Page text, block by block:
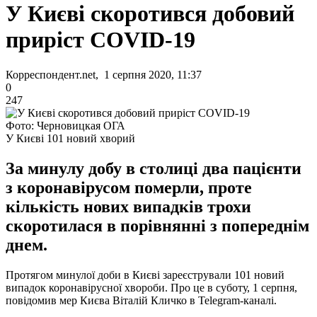
У Києві скоротився добовий
приріст COVID-19
Корреспондент.net, 1 серпня 2020, 11:37
0
247
Фото: Черновицкая ОГА
У Києві 101 новий хворий
За минулу добу в столиці два пацієнти
з коронавірусом померли, проте
кількість нових випадків трохи
скоротилася в порівнянні з попереднім
днем.
Протягом минулої доби в Києві зареєстрували 101 новий
випадок коронавірусної хвороби. Про це в суботу, 1 серпня,
повідомив мер Києва Віталій Кличко в Telegram-каналі.